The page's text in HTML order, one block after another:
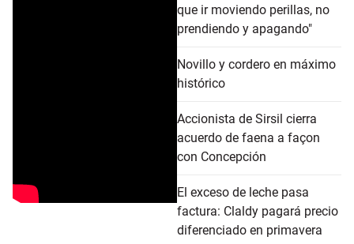
que ir moviendo perillas, no
prendiendo y apagando"
Novillo y cordero en máximo
histórico
Accionista de Sirsil cierra
acuerdo de faena a façon
con Concepción
El exceso de leche pasa
factura: Claldy pagará precio
diferenciado en primavera